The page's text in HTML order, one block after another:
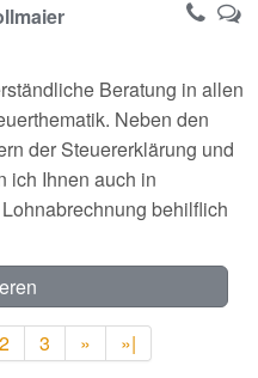
Beratung in allen
Neben den
der Steuererklärung und
ich Ihnen auch in
behilflich
2 3 » »|